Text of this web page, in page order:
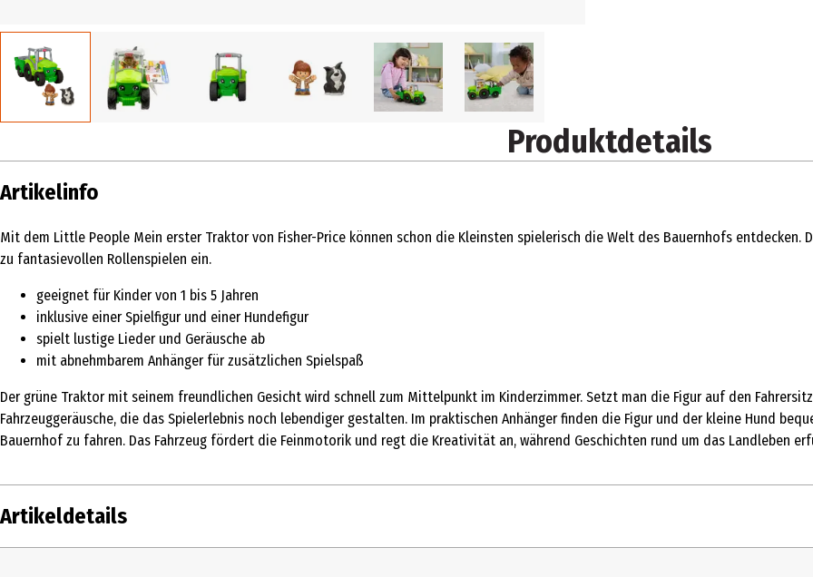
Produktdetails
Artikelinfo
Mit dem Little People Mein erster Traktor von Fisher-Price können schon die Kleinsten spielerisch die Welt des Bauernhofs entdecken.
zu fantasievollen Rollenspielen ein.
geeignet für Kinder von 1 bis 5 Jahren
inklusive einer Spielfigur und einer Hundefigur
spielt lustige Lieder und Geräusche ab
mit abnehmbarem Anhänger für zusätzlichen Spielspaß
Der grüne Traktor mit seinem freundlichen Gesicht wird schnell zum Mittelpunkt im Kinderzimmer. Setzt man die Figur auf den
Fahrzeuggeräusche, die das Spielerlebnis noch lebendiger gestalten. Im praktischen Anhänger finden die Figur und der kleine Hund
Bauernhof zu fahren. Das Fahrzeug fördert die Feinmotorik und regt die Kreativität an, während Geschichten rund um das Landleben
Artikeldetails